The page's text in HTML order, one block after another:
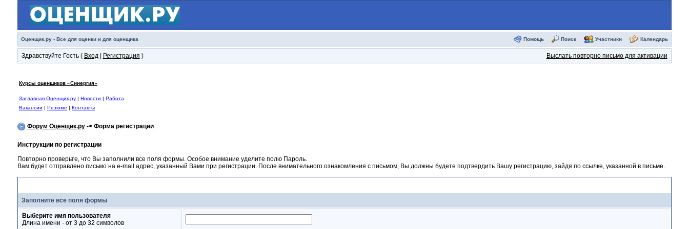
Оценщик.ру - Все для оценки и для оценщика Помощь Поиск Участники Календарь
Здравствуйте Гость ( Вход| Регистрация ) Выслать повторно письмо для активации
Курсы оценщиков «Синергия»
Заглавная Оценщик.ру| Новости | Работа
Вакансии | Резюме | Контакты
Форум Оценщик.ру-> Форма регистрации
Инструкции по регистрации
Повторно проверьте, что Вы заполнили все поля формы. Особое внимание уделите полю Пароль.
Вам будет отправлено письмо на e-mail адрес, указанный Вами при регистрации. После внимательного ознакомления с письмом, Вы должны будете подтвердить Вашу регистрацию, зайдя по ссылке, указанной в письме.
Заполните все поля формы
Выберите имя пользователя
Длина имени - от 3 до 32 символов